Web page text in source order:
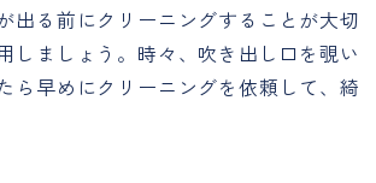
出る前にクリーニングすることが大切
しましょう。時々、吹き出し口を覗い
ら早めにクリーニングを依頼して、綺